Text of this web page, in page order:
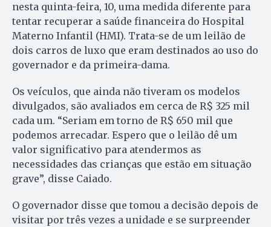
nesta quinta-feira, 10, uma medida diferente para
tentar recuperar a saúde financeira do Hospital
Materno Infantil (HMI). Trata-se de um leilão de
dois carros de luxo que eram destinados ao uso do
governador e da primeira-dama.
Os veículos, que ainda não tiveram os modelos
divulgados, são avaliados em cerca de R$ 325 mil
cada um. “Seriam em torno de R$ 650 mil que
podemos arrecadar. Espero que o leilão dê um
valor significativo para atendermos as
necessidades das crianças que estão em situação
grave”, disse Caiado.
O governador disse que tomou a decisão depois de
visitar por três vezes a unidade e se surpreender